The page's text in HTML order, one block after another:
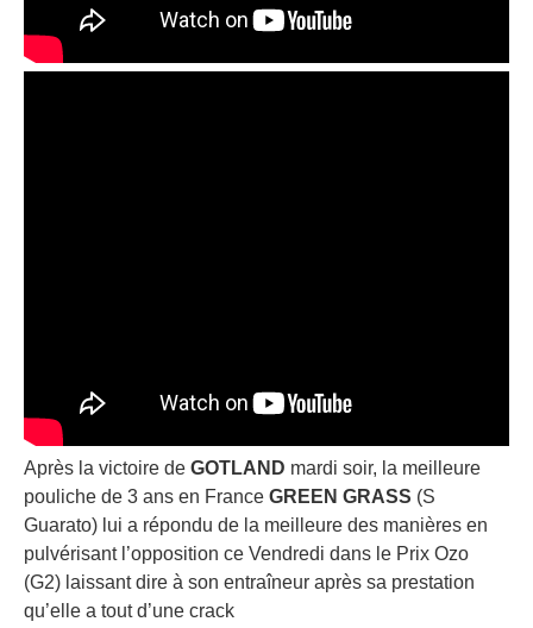
Après la victoire de GOTLAND mardi soir, la meilleure
pouliche de 3 ans en France GREEN GRASS (S
Guarato) lui a répondu de la meilleure des manières en
pulvérisant l’opposition ce Vendredi dans le Prix Ozo
(G2) laissant dire à son entraîneur après sa prestation
qu’elle a tout d’une crack